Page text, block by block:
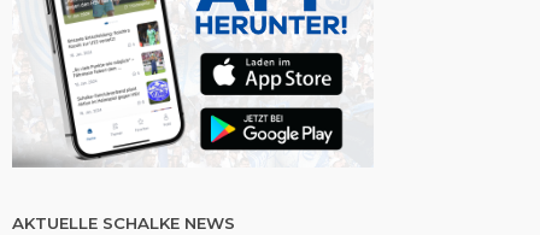
AKTUELLE SCHALKE NEWS